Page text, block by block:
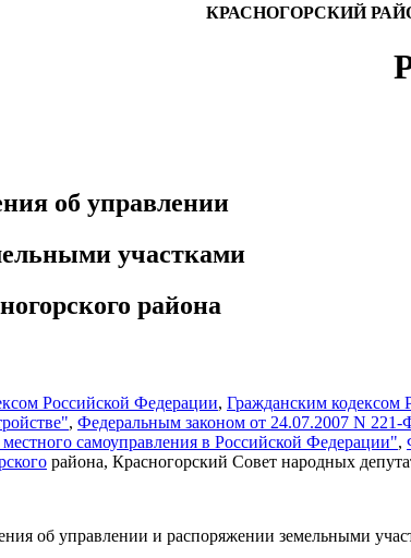
КРАСНОГОРСКИЙ
об управлении
участками
района
Российской Федерации, Гражданским кодексом
, Федеральным законом от 24.07.2007 N
самоуправления в Российской Федерации",
района, Красногорский Совет народных
об управлении и распоряжении земельными